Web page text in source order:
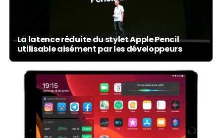
La latence réduite du stylet Apple Pencil
utilisable aisément par les développeurs